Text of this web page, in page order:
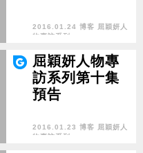
2016.01.24 博客 屈穎妍人
物專訪系列
屈穎妍人物專
訪系列第十集
預告
2016.01.23 博客 屈穎妍人
物專訪系列